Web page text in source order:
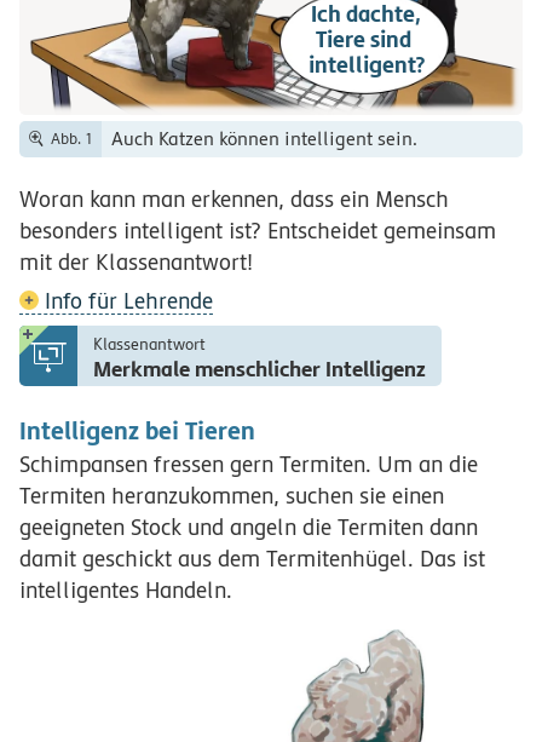
Ich dachte,
Tiere sind
intelligent?
Abb. 1 Auch Katzen können intelligent sein.
Woran kann man erkennen, dass ein Mensch
besonders intelligent ist? Entscheidet gemeinsam
mit der Klassenantwort!
Info für Lehrende
Klassenantwort
Merkmale menschlicher Intelligenz
Intelligenz bei Tieren
Schimpansen fressen gern Termiten. Um an die
Termiten heranzukommen, suchen sie einen
geeigneten Stock und angeln die Termiten dann
damit geschickt aus dem Termitenhügel. Das ist
intelligentes Handeln.